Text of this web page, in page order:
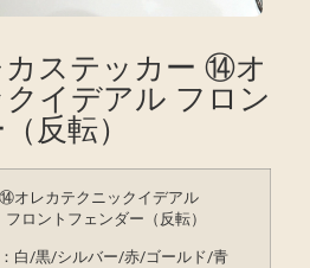
ステッカー ⑭オ
イデアル フロン
反転）
⑭オレカテクニックイデアル
フロントフェンダー（反転）
白/黒/シルバー/赤/ゴールド/青